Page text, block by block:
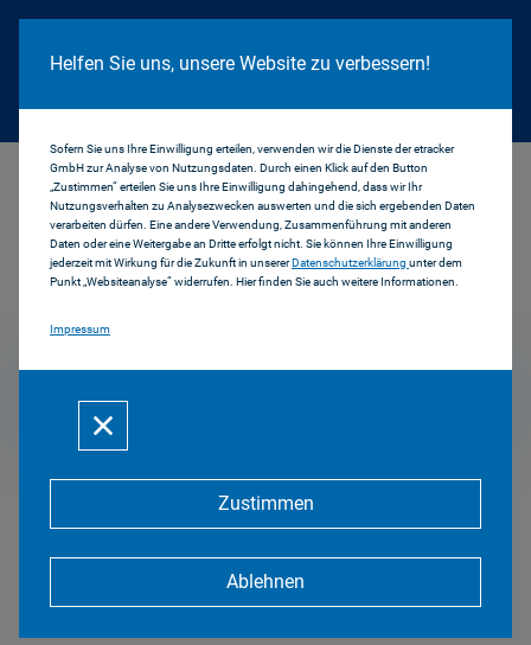
Cookie Hinweis
Helfen Sie uns, unsere Website zu verbessern!
Sofern Sie uns Ihre Einwilligung erteilen, verwenden wir die Dienste der etracker
GmbH zur Analyse von Nutzungsdaten. Durch einen Klick auf den Button
„Zustimmen“ erteilen Sie uns Ihre Einwilligung dahingehend, dass wir Ihr
Nutzungsverhalten zu Analysezwecken auswerten und die sich ergebenden Daten
verarbeiten dürfen. Eine andere Verwendung, Zusammenführung mit anderen
Daten oder eine Weitergabe an Dritte erfolgt nicht. Sie können Ihre Einwilligung
jederzeit mit Wirkung für die Zukunft in unsererDatenschutzerklärung unter dem
Punkt „Websiteanalyse“ widerrufen. Hier finden Sie auch weitere Informationen.
Impressum
Zustimmen
Ablehnen
2006
Pressemitteilungen